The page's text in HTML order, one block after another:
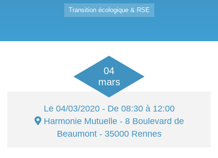
Transition écologique & RSE
04
mars
Le 04/03/2020- De 08:30 à 12:00
Harmonie Mutuelle- 8 Boulevard de
Beaumont - 35000 Rennes